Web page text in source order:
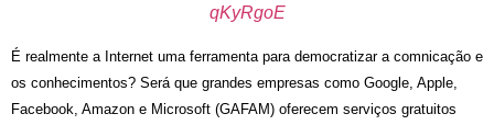
qKyRgoE
É realmente a Internet uma ferramenta para democratizar a comnicação e
os conhecimentos? Será que grandes empresas como Google, Apple,
Facebook, Amazon e Microsoft (GAFAM) oferecem serviços gratuitos